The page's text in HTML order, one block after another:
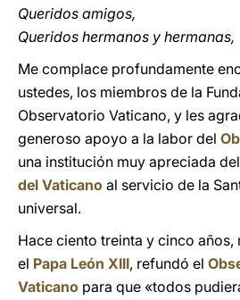
Queridos amigos,
Queridos hermanos y hermanas,
Me complace profundamente
ustedes, los miembros de la
Observatorio Vaticano, y les
generoso apoyo a la labor del
una institución muy apreciada del
del Vaticano al servicio de la
universal.
Hace ciento treinta y cinco años,
el Papa León XIII, refundó el
Vaticano para que «todos